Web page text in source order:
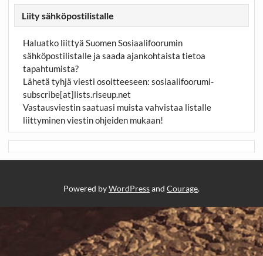
Liity sähköpostilistalle
Haluatko liittyä Suomen Sosiaalifoorumin
sähköpostilistalle ja saada ajankohtaista tietoa
tapahtumista?
Lähetä tyhjä viesti osoitteeseen: sosiaalifoorumi-
subscribe[at]lists.riseup.net
Vastausviestin saatuasi muista vahvistaa listalle
liittyminen viestin ohjeiden mukaan!
Powered byWordPressand Courage.